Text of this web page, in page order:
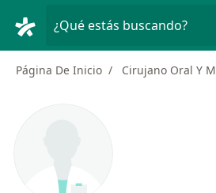
¿Qué estás buscando?
Página De Inicio Cirujano Oral Y